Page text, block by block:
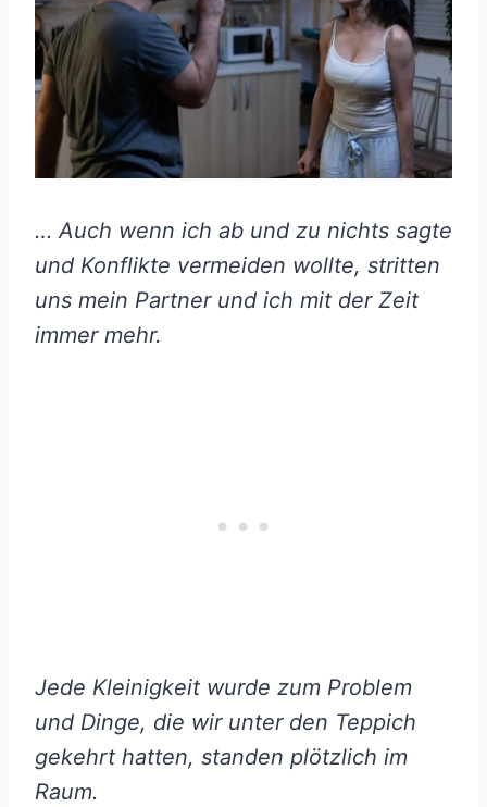
… Auch wenn ich ab und zu nichts sagte
und Konflikte vermeiden wollte, stritten
uns mein Partner und ich mit der Zeit
immer mehr.
Jede Kleinigkeit wurde zum Problem
und Dinge, die wir unter den Teppich
gekehrt hatten, standen plötzlich im
Raum.